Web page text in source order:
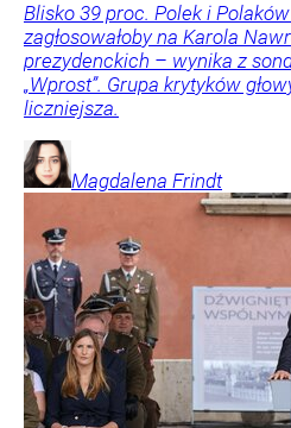
Blisko 39 proc. Polek i
zagłosowałoby na Karola
prezydenckich – wynika z
„Wprost”. Grupa krytyków
liczniejsza.
Magdalena Frindt